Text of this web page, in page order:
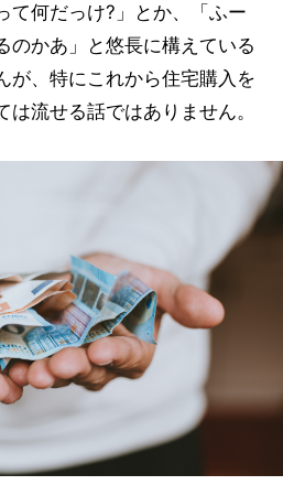
て何だっけ?」とか、「ふー
のかあ」と悠長に構えている
が、特にこれから住宅購入を
流せる話ではありません。